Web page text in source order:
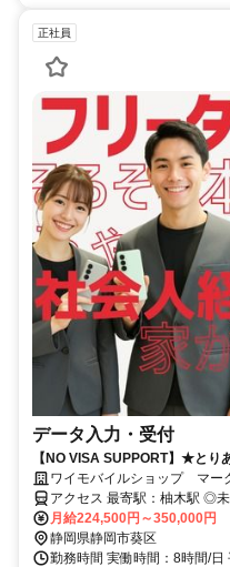
正社員
データ入力・受付
【NO VISA SUPPORT】★と
短1週間で内定可！正社員デビ
ワイモバイルショップ マー
アクセス 最寄駅：柚木駅 ◎
月給224,500円～350,000円
静岡県静岡市葵区
勤務時間 実働時間：8時間/